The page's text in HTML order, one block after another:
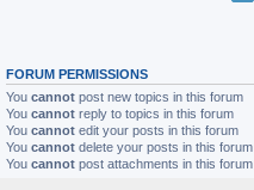
FORUM PERMISSIONS
You cannot post new topics in this forum
You cannot reply to topics in this forum
You cannot edit your posts in this forum
You cannot delete your posts in this forum
You cannot post attachments in this forum